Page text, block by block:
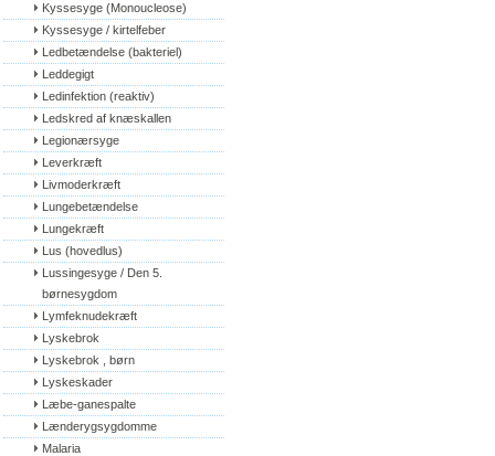
Kyssesyge (Monoucleose)
Kyssesyge / kirtelfeber
Ledbetændelse (bakteriel)
Leddegigt
Ledinfektion (reaktiv)
Ledskred af knæskallen
Legionærsyge
Leverkræft
Livmoderkræft
Lungebetændelse
Lungekræft
Lus (hovedlus)
Lussingesyge / Den 5.
børnesygdom
Lymfeknudekræft
Lyskebrok
Lyskebrok , børn
Lyskeskader
Læbe-ganespalte
Lænderygsygdomme
Malaria